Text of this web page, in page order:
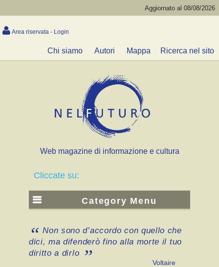
Aggiornato al 08/08/2026
Area riservata - Login
Chi siamo Autori Mappa Ricerca nel sito
Web magazine di informazione e cultura
Cliccate su:
Category Menu
Non sono d’accordo con quello che
dici, ma difenderò fino alla morte il tuo
diritto a dirlo
Voltaire